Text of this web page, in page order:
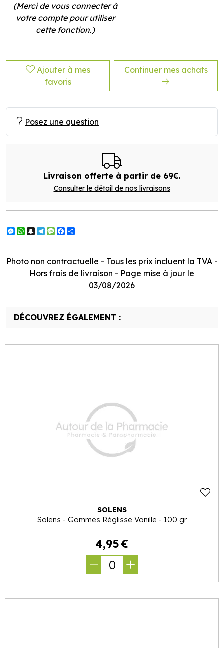
(Merci de vous connecter à
votre compte pour utiliser
cette fonction.)
Ajouter à mes
favoris
Continuer mes achats
Posez une question
Livraison offerte à partir de 69€.
Consulter le détail de nos livraisons
Messenger
WhatsApp
Snapchat
Telegram
Message
Facebook
Photo non contractuelle - Tous les prix incluent la TVA -
Hors frais de livraison - Page mise à jour le
03/08/2026
DÉCOUVREZ ÉGALEMENT :
SOLENS
Solens - Gommes Réglisse Vanille - 100 gr
4,95€
0